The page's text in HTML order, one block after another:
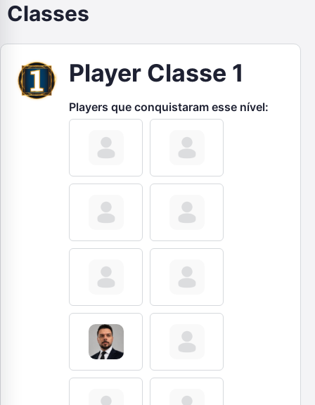
Classes
Player Classe 1
Players que conquistaram esse nível: